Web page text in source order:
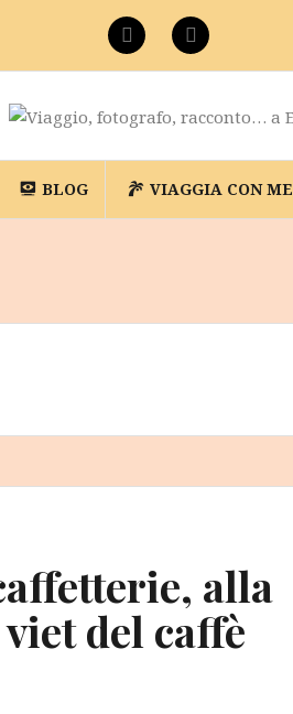
FacebookInstagram
BLOG VIAGGIA CON ME
alla
del caffè